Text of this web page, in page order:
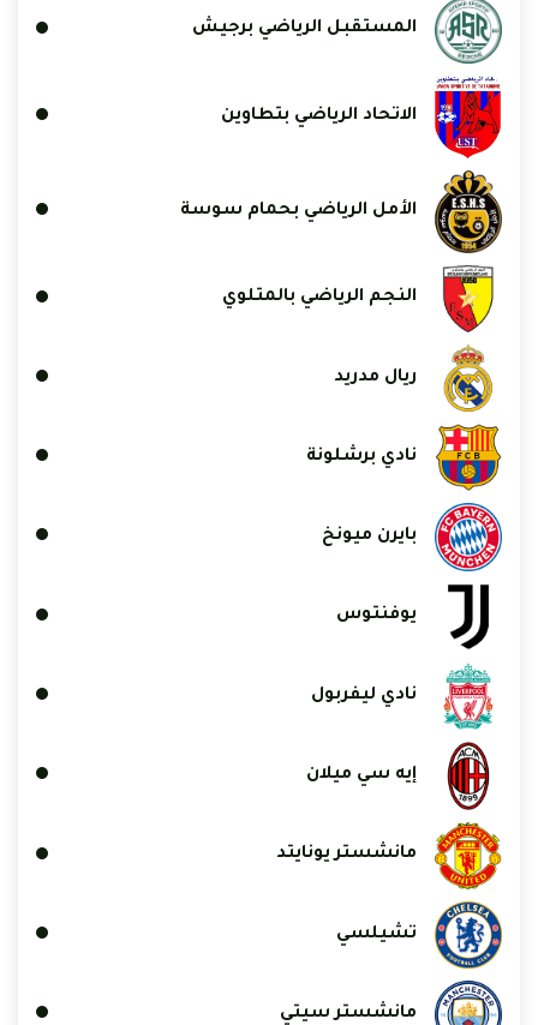
المستقبل الرياضي برجيش
الاتحاد الرياضي بتطاوين
الأمل الرياضي بحمام سوسة
النجم الرياضي بالمتلوي
ريال مدريد
نادي برشلونة
بايرن ميونخ
يوفنتوس
نادي ليفربول
إيه سي ميلان
مانشستر يونايتد
تشيلسي
مانشستر سيتي